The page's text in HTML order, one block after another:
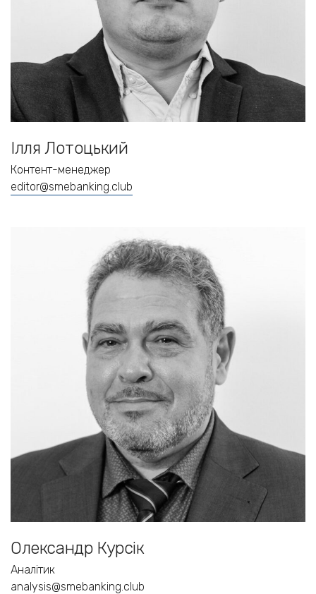
Ілля Лотоцький
Контент-менеджер
editor@smebanking.club
Олександр Курсік
Аналітик
analysis@smebanking.club